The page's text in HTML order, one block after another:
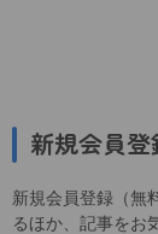
新規会員登
新規会員登録（無
るほか、記事をお